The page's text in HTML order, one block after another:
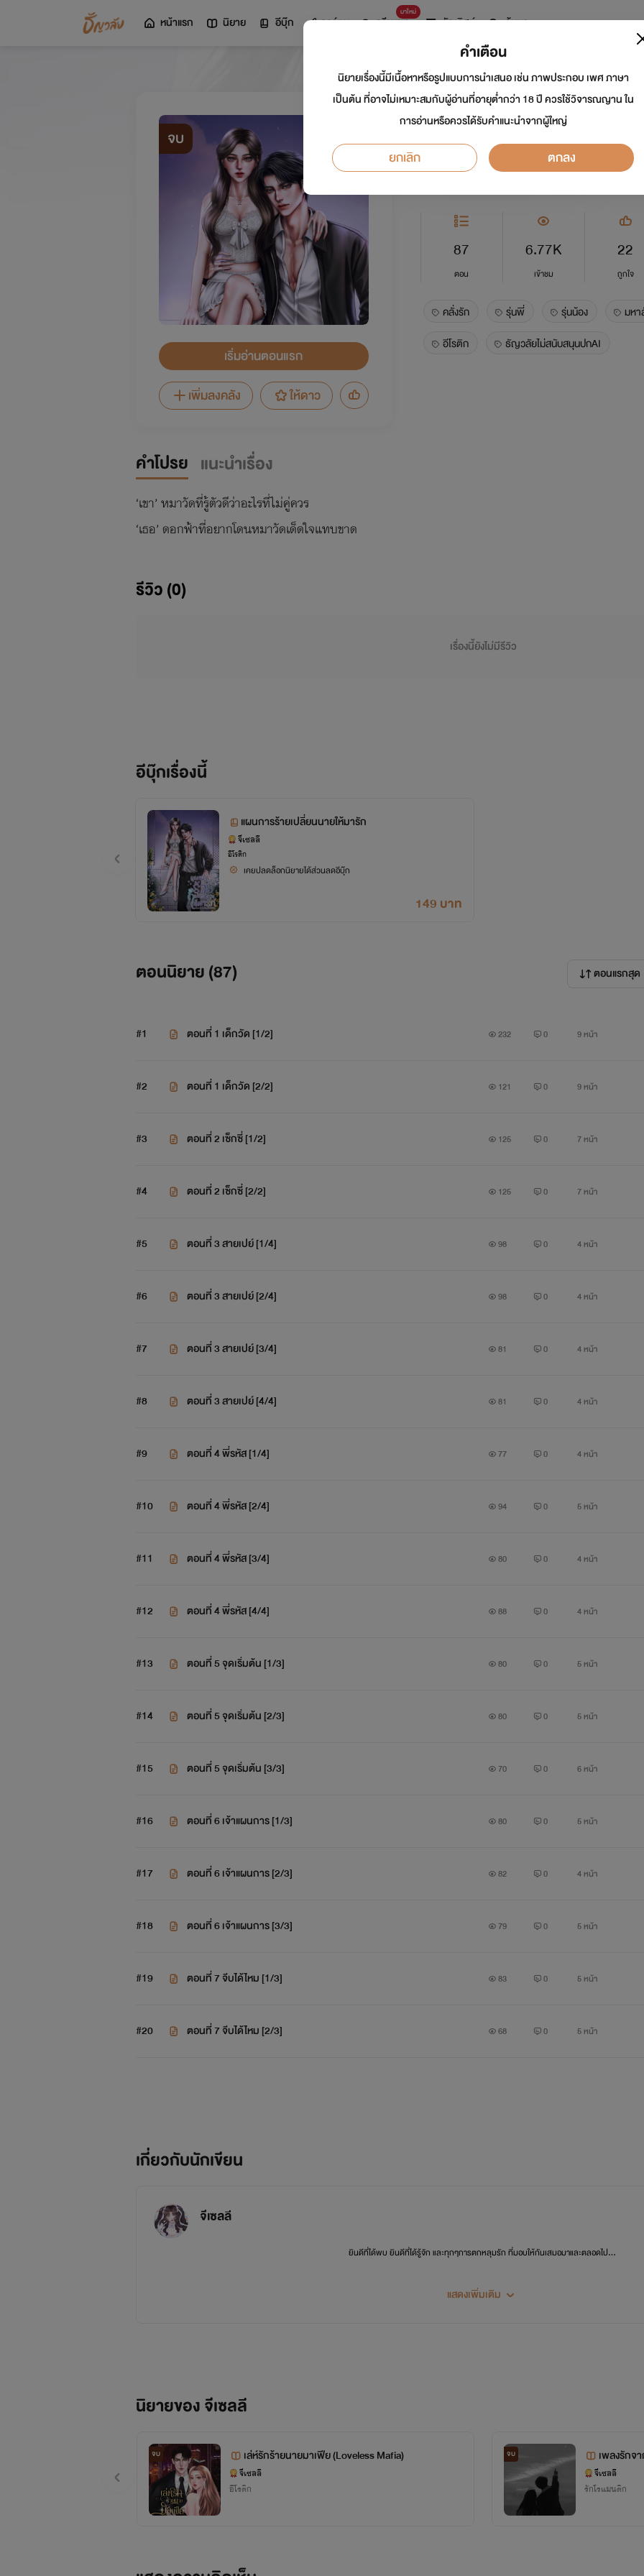
หน้าแรก นิยาย อีบุ๊ก การ์ตูน
มาใหม่
ดรีมแชท ธัญลิสต์ ค้นหา
จบ
เริ่มอ่านตอนแรก
เพิ่มลงคลัง
ให้ดาว
แผนการร้ายเปลี่ยน
นักเขียน:จีเซลลี
อีโรติก
87
ตอน
6.77K
เข้าชม
22
ถูกใจ
คลั่งรัก รุ่นพี่ รุ่นน้อง มห
อีโรติก
ธัญวลัยไม่สนับสนุนปกAI
คำโปรย แนะนำเรื่อง
‘เขา’ หมาวัดที่รู้ตัวดีว่าอะไรที่ไม่คู่ควร
‘เธอ’ ดอกฟ้าที่อยากโดนหมาวัดเด็ดใจแทบขาด
รีวิว (0)
เรื่องนี้ยังไม่มีรีวิว
อีบุ๊กเรื่องนี้
แผนการร้ายเปลี่ยนนายให้มารัก
จีเซลลี
อีโรติก
เคยปลดล็อกนิยายได้ส่วนลดอีบุ๊ก
149 บาท
ตอนนิยาย (87) ตอนแรกสุด
#1 ตอนที่ 1 เด็กวัด [1/2] 232 0 9 หน้า
#2 ตอนที่ 1 เด็กวัด [2/2] 121 0 9 หน้า
#3 ตอนที่ 2 เซ็กซี่ [1/2] 125 0 7 หน้า
#4 ตอนที่ 2 เซ็กซี่ [2/2] 125 0 7 หน้า
#5 ตอนที่ 3 สายเปย์ [1/4] 98 0 4 หน้า
#6 ตอนที่ 3 สายเปย์ [2/4] 98 0 4 หน้า
#7 ตอนที่ 3 สายเปย์ [3/4] 81 0 4 หน้า
#8 ตอนที่ 3 สายเปย์ [4/4] 81 0 4 หน้า
#9 ตอนที่ 4 พี่รหัส [1/4] 77 0 4 หน้า
#10 ตอนที่ 4 พี่รหัส [2/4] 94 0 5 หน้า
#11 ตอนที่ 4 พี่รหัส [3/4] 80 0 4 หน้า
#12 ตอนที่ 4 พี่รหัส [4/4] 88 0 4 หน้า
#13 ตอนที่ 5 จุดเริ่มต้น [1/3] 80 0 5 หน้า
#14 ตอนที่ 5 จุดเริ่มต้น [2/3] 80 0 5 หน้า
#15 ตอนที่ 5 จุดเริ่มต้น [3/3] 70 0 6 หน้า
#16 ตอนที่ 6 เจ้าแผนการ [1/3] 80 0 5 หน้า
#17 ตอนที่ 6 เจ้าแผนการ [2/3] 82 0 4 หน้า
#18 ตอนที่ 6 เจ้าแผนการ [3/3] 79 0 5 หน้า
#19 ตอนที่ 7 จีบได้ไหม [1/3] 83 0 5 หน้า
#20 ตอนที่ 7 จีบได้ไหม [2/3] 68 0 5 หน้า
เกี่ยวกับนักเขียน
จีเซลลี
ยินดีที่ได้พบ ยินดีที่ได้รู้จัก และทุกๆการตกหลุมรัก ที่มอบให้กันเสมอมาและตลอดไป...
แสดงเพิ่มเติม
นิยายของ จีเซลลี
จบ เล่ห์รักร้ายนายมาเฟีย (Loveless Mafia)
จีเซลลี
อีโรติก
จบ เพลงรักจ
จีเซลลี
รักโรแมนติก
คำเตือน
นิยายเรื่องนี้มีเนื้อหาหรือรูปแบบการนำเสนอ เช่น ภาพประกอบ เพศ ภาษา
เป็นต้น ที่อาจไม่เหมาะสมกับผู้อ่านที่อายุต่ำกว่า 18 ปี ควรใช้วิจารณญาน ใน
การอ่านหรือควรได้รับคำแนะนำจากผู้ใหญ่
ยกเลิก ตกลง